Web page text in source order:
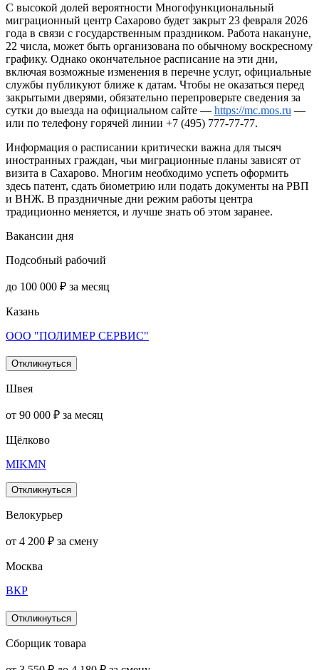
С высокой долей вероятности Многофункциональный
миграционный центр Сахарово будет закрыт 23 февраля 2026
года в связи с государственным праздником. Работа накануне,
22 числа, может быть организована по обычному воскресному
графику. Однако окончательное расписание на эти дни,
включая возможные изменения в перечне услуг, официальные
службы публикуют ближе к датам. Чтобы не оказаться перед
закрытыми дверями, обязательно перепроверьте сведения за
сутки до выезда на официальном сайте — https://mc.mos.ru —
или по телефону горячей линии +7 (495) 777-77-77.
Информация о расписании критически важна для тысяч
иностранных граждан, чьи миграционные планы зависят от
визита в Сахарово. Многим необходимо успеть оформить
здесь патент, сдать биометрию или подать документы на РВП
и ВНЖ. В праздничные дни режим работы центра
традиционно меняется, и лучше знать об этом заранее.
Вакансии дня
Подсобный рабочий
до 100 000 ₽ за месяц
Казань
ООО "ПОЛИМЕР СЕРВИС"
Откликнуться
Швея
от 90 000 ₽ за месяц
Щёлково
MIKMN
Откликнуться
Велокурьер
от 4 200 ₽ за смену
Москва
ВКР
Откликнуться
Сборщик товара